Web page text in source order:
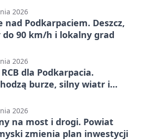
2026
nad Podkarpaciem. Deszcz,
90 km/h i lokalny grad
2026
dla Podkarpacia.
burze, silny wiatr i
2026
na most i drogi. Powiat
zmienia plan inwestycji